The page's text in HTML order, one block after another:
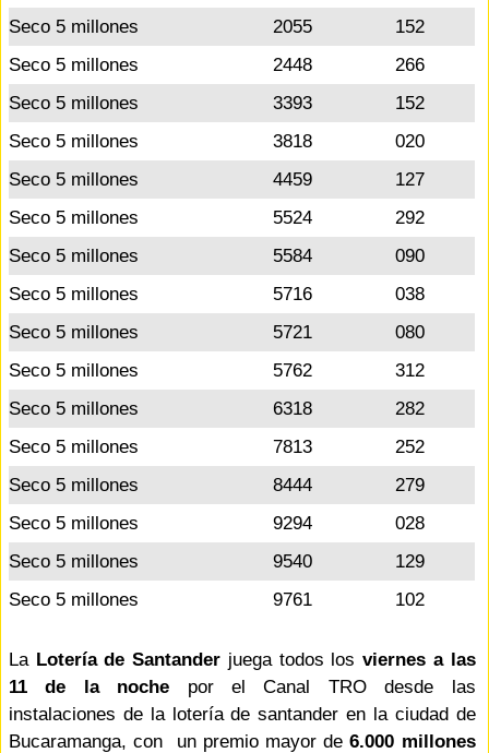
Seco 5 millones
2055
152
Seco 5 millones
2448
266
Seco 5 millones
3393
152
Seco 5 millones
3818
020
Seco 5 millones
4459
127
Seco 5 millones
5524
292
Seco 5 millones
5584
090
Seco 5 millones
5716
038
Seco 5 millones
5721
080
Seco 5 millones
5762
312
Seco 5 millones
6318
282
Seco 5 millones
7813
252
Seco 5 millones
8444
279
Seco 5 millones
9294
028
Seco 5 millones
9540
129
Seco 5 millones
9761 102
La Lotería de Santander juega todos losviernes a las
11 de la noche por el Canal TRO desde las
instalaciones de la lotería de santander en la ciudad de
Bucaramanga, con un premio mayor de6.000 millones